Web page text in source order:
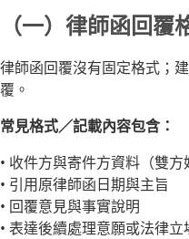
（一）律師函回覆
律師函回覆沒有固定格式；
覆。
常見格式／記載內容包含：
• 收件方與寄件方資料（雙方
• 引用原律師函日期與主旨
• 回覆意見與事實說明
• 表達後續處理意願或法律立